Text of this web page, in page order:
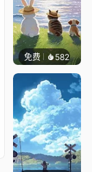
免费 582渔小小